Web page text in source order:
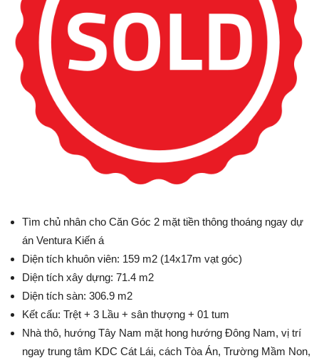
Tìm chủ nhân cho Căn Góc 2 mặt tiền thông thoáng ngay dự
án Ventura Kiến á
Diện tích khuôn viên: 159 m2 (14x17m vạt góc)
Diện tích xây dựng: 71.4 m2
Diện tích sàn: 306.9 m2
Kết cấu: Trệt + 3 Lầu + sân thượng + 01 tum
Nhà thô, hướng Tây Nam mặt hong hướng Đông Nam, vị trí
ngay trung tâm KDC Cát Lái, cách Tòa Án, Trường Mầm Non,